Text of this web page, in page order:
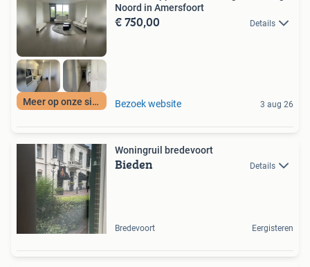
Meer op onze site
Noord in Amersfoort
€ 750,00 Details
Bezoek website 3 aug 26
Woningruil bredevoort
Bieden Details
Bredevoort Eergisteren